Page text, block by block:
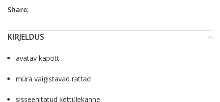
Share:
KIRJELDUS
avatav kapott
müra vaigistavad rattad
sisseehitatud kettülekanne